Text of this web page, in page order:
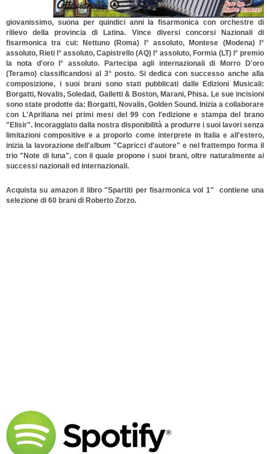
giovanissimo, suona per quindici anni la fisarmonica con orchestre di
rilievo della provincia di Latina. Vince diversi concorsi Nazionali di
fisarmonica tra cui: Nettuno (Roma) l° assoluto, Montese (Modena) l°
assoluto, Rieti l° assoluto, Capistrello (AQ) l° assoluto, Formia (LT) l° premio
la nota d'oro l° assoluto. Partecipa agli internazionali di Morro D'oro
(Teramo) classificandosi al 3° posto. Si dedica con successo anche alla
composizione, i suoi brani sono stati pubblicati dalle Edizioni Musicali:
Borgatti, Novalis, Soledad, Galletti & Boston, Marani, Phisa. Le sue incisioni
sono state prodotte da: Borgatti, Novalis, Golden Sound. Inizia a collaborare
con L'Apriliana nei primi mesi del 99 con l'edizione e stampa del brano
"Elisir". Incoraggiato dalla nostra disponibilità a produrre i suoi lavori senza
limitazioni compositive e a proporlo come interprete in Italia e all'estero,
inizia la lavorazione dell'album "Capricci d'autore" e nel frattempo forma il
trio "Note di luna", con il quale propone i suoi brani, oltre naturalmente ai
successi nazionali ed internazionali.
Acquista su amazon il libro "Spartiti per fisarmonica vol 1" contiene una
selezione di 60 brani di Roberto Zorzo.